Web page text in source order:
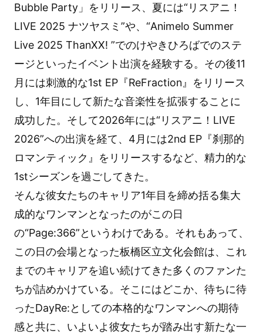
Bubble Party」をリリース、夏には“リスアニ！
LIVE 2025 ナツヤスミ”や、“Animelo Summer
Live 2025 ThanXX! ”でのけやきひろばでのステ
ージといったイベント出演を経験する。その後11
月には刺激的な1st EP『ReFraction』をリリース
し、1年目にして新たな音楽性を拡張することに
成功した。そして2026年には“リスアニ！LIVE
2026”への出演を経て、4月には2nd EP『刹那的
ロマンティック』をリリースするなど、精力的な
1stシーズンを過ごしてきた。
そんな彼女たちのキャリア1年目を締め括る集大
成的なワンマンとなったのがこの日
の“Page:366”というわけである。それもあって、
この日の会場となった板橋区立文化会館は、これ
までのキャリアを追い続けてきた多くのファンた
ちが詰めかけている。そこにはどこか、待ちに待
ったDayRe:としての本格的なワンマンへの期待
感と共に、いよいよ彼女たちが踏み出す新たな一